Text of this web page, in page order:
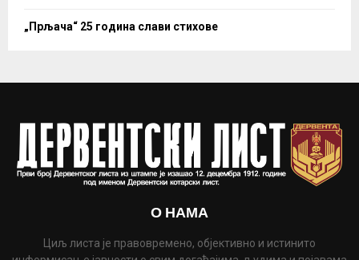
„Прљача“ 25 година слави стихове
О НАМА
Циљ листа је правовремено, објективно и истинито